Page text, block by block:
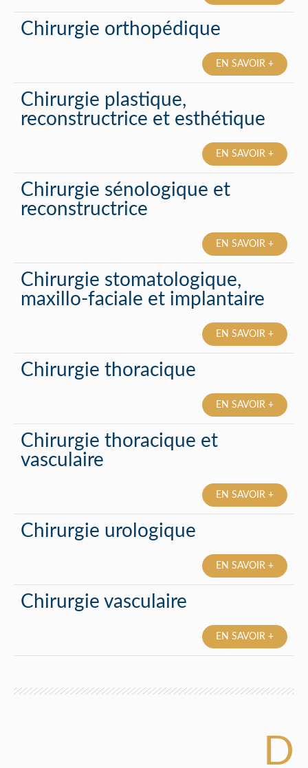
Chirurgie orthopédique
EN SAVOIR +
Chirurgie plastique,
reconstructrice et esthétique
EN SAVOIR +
Chirurgie sénologique et
reconstructrice
EN SAVOIR +
Chirurgie stomatologique,
maxillo-faciale et implantaire
EN SAVOIR +
Chirurgie thoracique
EN SAVOIR +
Chirurgie thoracique et
vasculaire
EN SAVOIR +
Chirurgie urologique
EN SAVOIR +
Chirurgie vasculaire
EN SAVOIR +
D